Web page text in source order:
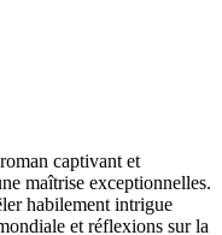
captivant et
maîtrise exceptionnelles.
habilement intrigue
et réflexions sur la